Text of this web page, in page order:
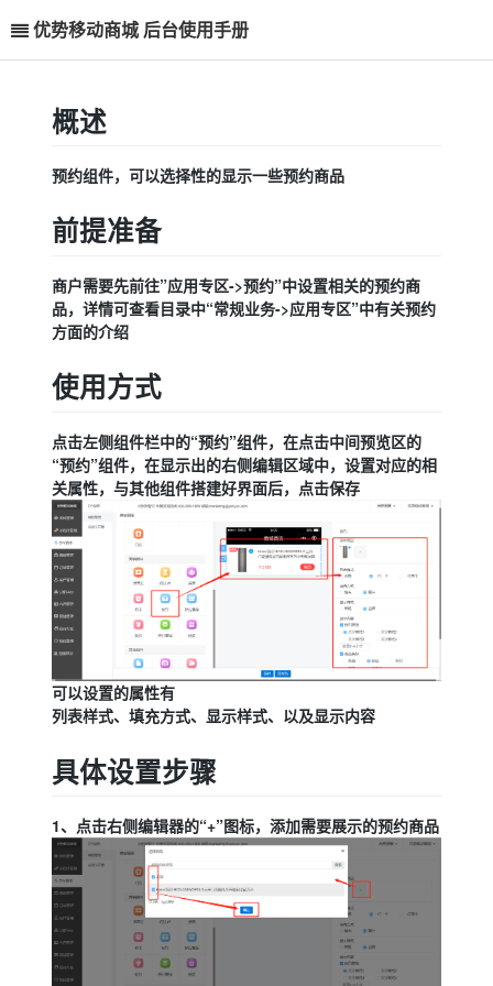
优势移动商城 后台使用手册
概述
预约组件，可以选择性的显示一些预约商品
前提准备
商户需要先前往”应用专区->预约”中设置相关的预约商
品，详情可查看目录中“常规业务->应用专区”中有关预约
方面的介绍
使用方式
点击左侧组件栏中的“预约”组件，在点击中间预览区的
“预约”组件，在显示出的右侧编辑区域中，设置对应的相
关属性，与其他组件搭建好界面后，点击保存
可以设置的属性有
列表样式、填充方式、显示样式、以及显示内容
具体设置步骤
1、点击右侧编辑器的“+”图标，添加需要展示的预约商品